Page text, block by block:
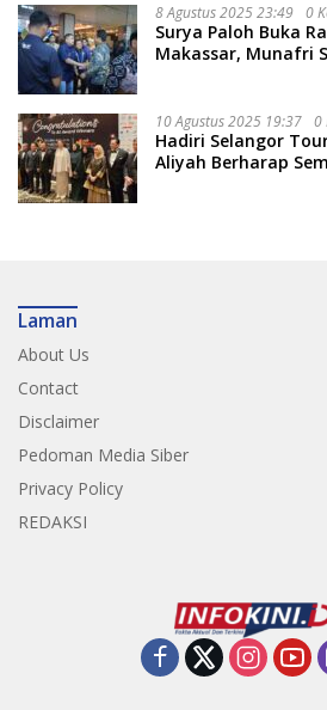
8 Agustus 2025 23:49 0
Surya Paloh Buka
Makassar, Munafri
10 Agustus 2025 19:37 0
Hadiri Selangor
Aliyah Berharap
Laman
About Us
Contact
Disclaimer
Pedoman Media Siber
Privacy Policy
REDAKSI